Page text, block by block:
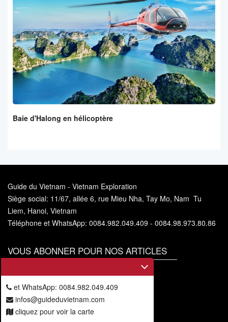
Baie d'Halong en hélicoptère
Guide du Vietnam - Vietnam Exploration
Siège social: 11/67, allée 6, rue Mieu Nha, Tay Mo, Nam Tu
Liem, Hanoi, Vietnam
Téléphone et WhatsApp: 0084.982.049.409 - 0084.98.973.80.86
VOUS ABONNER POUR NOS ARTICLES
abonner
et WhatsApp: 0084.982.049.409
infos@guideduvietnam.com
cliquez pour voir la carte